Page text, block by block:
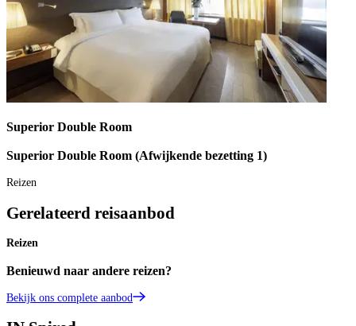
Superior Double Room
Superior Double Room (Afwijkende bezetting 1)
Reizen
Gerelateerd reisaanbod
Reizen
Benieuwd naar andere reizen?
Bekijk ons complete aanbod